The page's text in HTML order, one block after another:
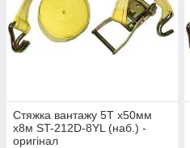
Стяжка вантажу 5T х50мм
х8м ST-212D-8YL (наб.) -
оригінал